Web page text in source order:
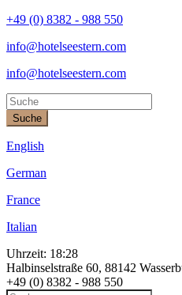
+49 (0) 8382 - 988 550
info@hotelseestern.com
info@hotelseestern.com
Suche
English
German
France
Italian
Uhrzeit: 18:28
Halbinselstraße 60, 88142
+49 (0) 8382 - 988 550